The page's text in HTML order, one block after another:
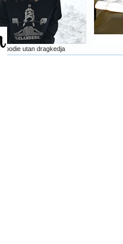
Hoodie utan dragkedja